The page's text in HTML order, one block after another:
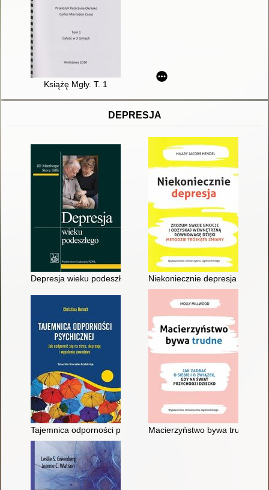
Książę Mgły. T. 1
DEPRESJA
Depresja wieku podeszłego Niekoniecznie depresja :
Tajemnica odporności psychicznej : jak uodpornić się na
Macierzyństwo bywa trudne :